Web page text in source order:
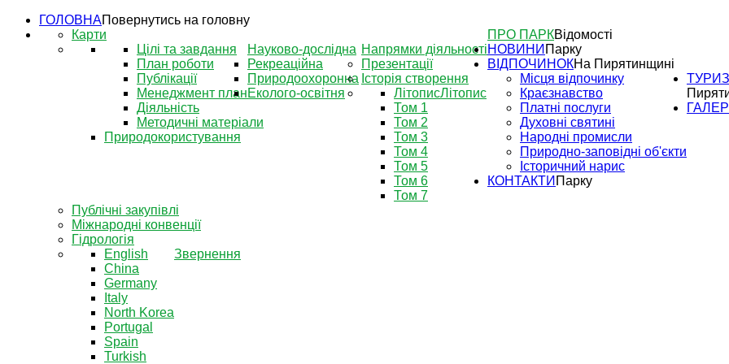
ГОЛОВНАПовернутись на головну
ПРО ПАРКВідомості
Карти
Напрямки діяльності
Науково-дослідна
Цілі та завдання
План роботи
Публікації
Менеджмент план
Рекреаційна
Природоохоронна
Еколого-освітня
Діяльність
Методичні матеріали
Природокористування
Презентації
Історія створення
Літопис
Літопис
Том 1
Том 2
Том 3
Том 4
Том 5
Том 6
Том 7
Публічні закупівлі
Міжнародні конвенції
Гідрологія
Звернення
English
China
Germany
Italy
North Korea
Portugal
Spain
Turkish
НОВИНИ Парку
ВІДПОЧИНОКНа Пирятинщині
Місця відпочинку
Краєзнавство
Платні послуги
Духовні святині
Народні промисли
Природно-заповідні об'єкти
Історичний нарис
КОНТАКТИ Парку